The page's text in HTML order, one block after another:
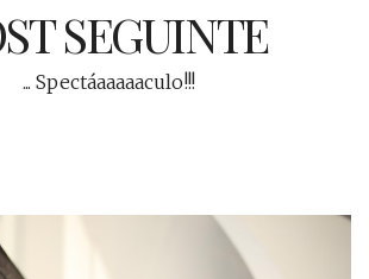
SEGUINTE
... Spectáaaaaaculo!!!